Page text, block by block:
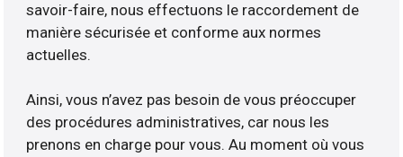
savoir-faire, nous effectuons le raccordement de
manière sécurisée et conforme aux normes
actuelles.
Ainsi, vous n’avez pas besoin de vous préoccuper
des procédures administratives, car nous les
prenons en charge pour vous. Au moment où vous